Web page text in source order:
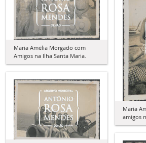
Maria Amélia Morgado com
Amigos na Ilha Santa Maria.
Maria
amigos